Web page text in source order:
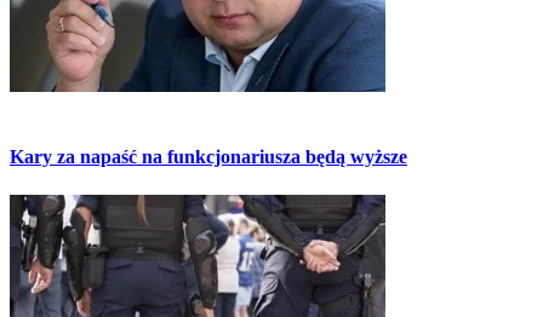
Kary za napaść na funkcjonariusza będą wyższe